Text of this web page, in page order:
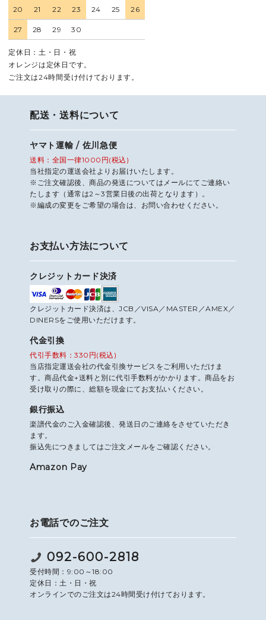
20 21 22 23 24 25 26
27 28 29 30
定休日：土・日・祝
オレンジは定休日です。
ご注文は24時間受け付けております。
配送・送料について
ヤマト運輸 / 佐川急便
送料：全国一律1000円(税込)
当社指定の運送会社よりお届けいたします。
※ご注文確認後、商品の発送についてはメールにてご連絡い
たします（通常は2～3営業日後の出荷となります）。
※編成の変更をご希望の場合は、お問い合わせください。
お支払い方法について
クレジットカード決済
クレジットカード決済は、JCB／VISA／MASTER／AMEX／
DINERSをご使用いただけます。
代金引換
代引手数料：330円(税込)
当店指定運送会社の代金引換サービスをご利用いただけま
す。商品代金+送料と別に代引手数料がかかります。商品をお
受け取りの際に、総額を現金にてお支払いください。
銀行振込
楽譜代金のご入金確認後、発送日のご連絡をさせていただき
ます。
振込先につきましてはご注文メールをご確認ください。
Amazon Pay
お電話でのご注文
092-600-2818
受付時間：9:00～18:00
定休日：土・日・祝
オンラインでのご注文は24時間受け付けております。